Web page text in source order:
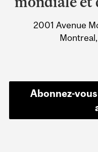
Information
2001 Avenue
Abonnez-